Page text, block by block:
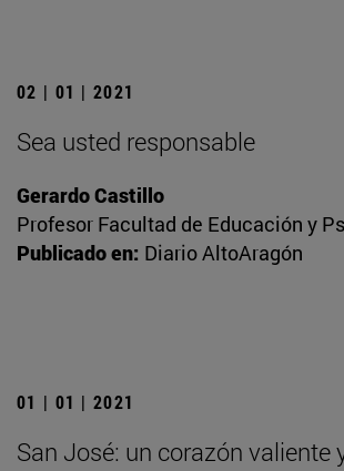
02 | 01 | 2021
Sea usted responsable
Gerardo Castillo
Profesor Facultad de Educación y
Publicado en: Diario AltoAragón
01 | 01 | 2021
San José: un corazón valiente